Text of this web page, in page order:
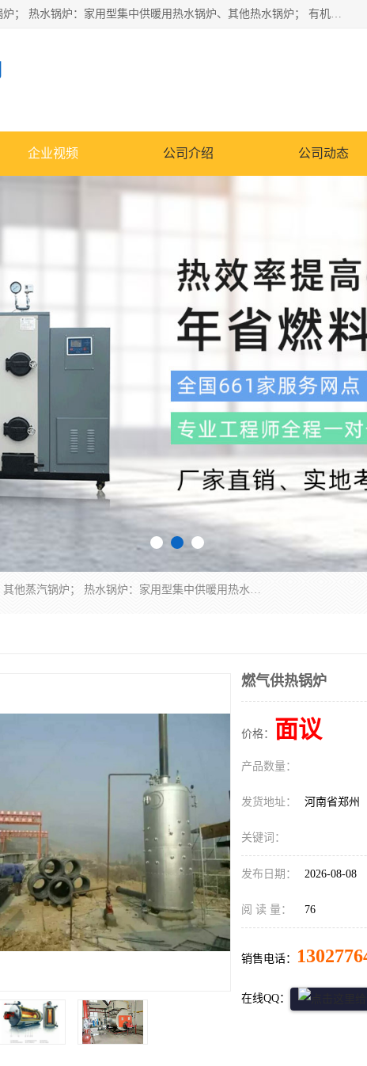
蒸汽锅炉：水管锅炉、火管锅炉、混合式锅炉、其他蒸汽锅炉； 热水锅炉：家用型集中供暖用热水锅炉、其他热水锅炉； 有机热载体锅炉； 船用蒸汽锅炉； （锅炉用辅助设备及装置）蒸汽冷凝器：表面冷凝器、混合式冷凝器、空冷式冷凝器、其他蒸汽冷凝器； 锅炉用辅助设备：节热器、蒸汽收集器、蓄能器、烟垢清除器、气体回收器、泥渣刮除器、空气预热器、其他锅炉用辅助设备；
企业视频 公司介绍 公司动态
蒸汽锅炉：水管锅炉、火管锅炉、混合式锅炉、其他蒸汽锅炉； 热水锅炉：家用型集中供暖用热水锅炉、其他热水锅炉； 有机热载体锅炉； 船用蒸汽锅炉； （锅炉用辅助设备及装置）蒸汽冷凝器：表面冷凝器、混合式冷凝器、空冷式冷凝器、其他蒸汽冷凝器； 锅炉用辅助设备：节热器、蒸汽收集器、蓄能器、烟垢清除器、气体回收器、泥渣刮除器、空气预热器、其他锅炉用辅助设备；
燃气供热锅炉
价格： 面议
产品数量：
发货地址： 河南省郑州
关键词：
发布日期： 2026-08-08
阅 读 量： 76
销售电话：
在线QQ：